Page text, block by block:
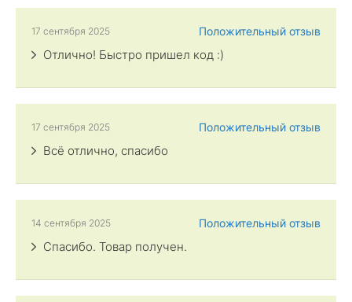
Положительный отзыв
17 сентября 2025
Отлично! Быстро пришел код :)
Положительный отзыв
17 сентября 2025
Всё отлично, спасибо
Положительный отзыв
14 сентября 2025
Спасибо. Товар получен.